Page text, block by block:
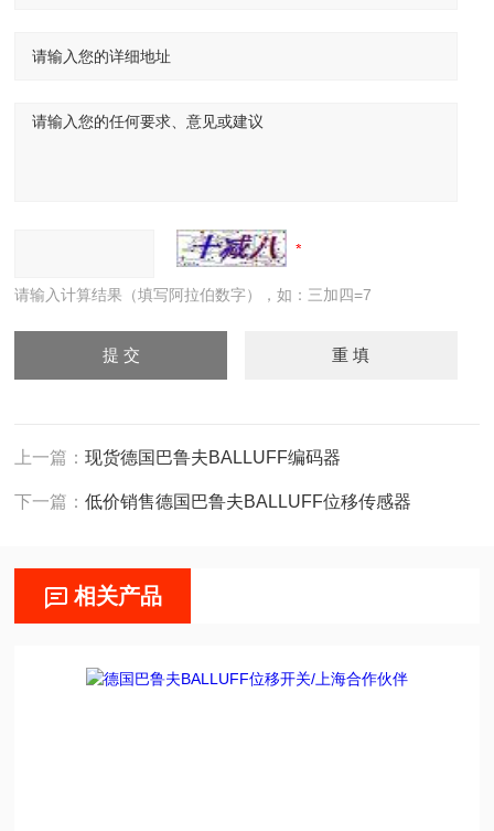
请输入计算结果（填写阿拉伯数字），如：三加四=7
上一篇：现货德国巴鲁夫BALLUFF编码器
下一篇：低价销售德国巴鲁夫BALLUFF位移传感器
相关产品